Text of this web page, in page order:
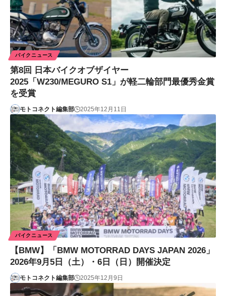
バイクニュース
第8回 日本バイクオブザイヤー
2025「W230/MEGURO S1」が軽二輪部門最優秀金賞
を受賞
モトコネクト編集部 2025年12月11日
バイクニュース
【BMW】「BMW MOTORRAD DAYS JAPAN 2026」
2026年9月5日（土）・6日（日）開催決定
モトコネクト編集部 2025年12月9日